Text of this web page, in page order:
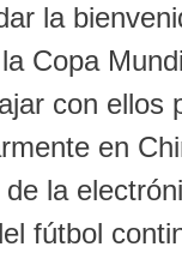
la
Copa
con ellos
en
la
fútbol